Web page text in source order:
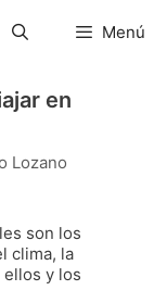
Menú
en
Lozano
son los
clima, la
y los